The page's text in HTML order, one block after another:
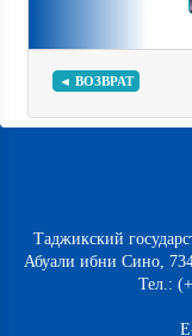
◄ ВОЗВРАТ
Таджикский
Абуали ибни Сино,
Тел.: